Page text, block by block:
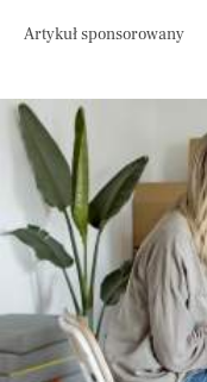
Artykuł sponsorowany